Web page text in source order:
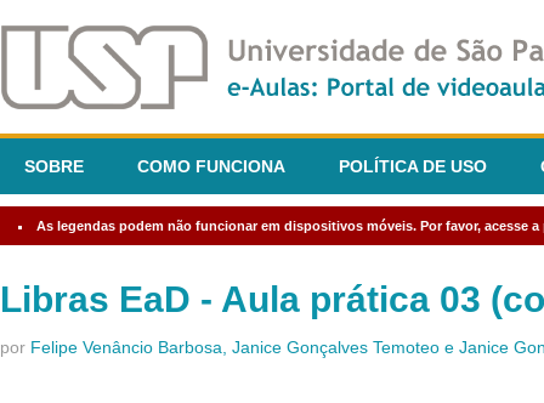
SOBRE COMO FUNCIONA POLÍTICA DE USO
As legendas podem não funcionar em dispositivos móveis. Por favor, acesse
Libras EaD - Aula prática 03
por Felipe Venâncio Barbosa, Janice Gonçalves Temoteo e Janice